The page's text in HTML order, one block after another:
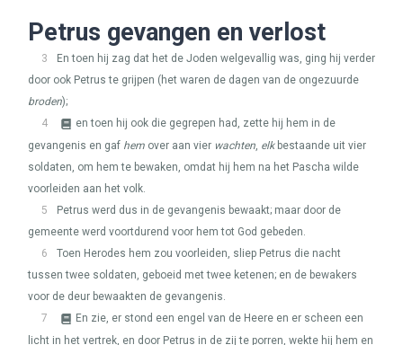
Petrus gevangen en verlost
3
En toen hij zag dat het de Joden welgevallig was, ging hij verder
door ook Petrus te grijpen (het waren de dagen van de ongezuurde
broden);
4
en toen hij ook die gegrepen had, zette hij hem in de
gevangenis en gaf hem over aan vier wachten, elkbestaande uit vier
soldaten, om hem te bewaken, omdat hij hem na het Pascha wilde
voorleiden aan het volk.
5
Petrus werd dus in de gevangenis bewaakt; maar door de
gemeente werd voortdurend voor hem tot God gebeden.
6
Toen Herodes hem zou voorleiden, sliep Petrus die nacht
tussen twee soldaten, geboeid met twee ketenen; en de bewakers
voor de deur bewaakten de gevangenis.
7
En zie, er stond een engel van de Heere en er scheen een
licht in het vertrek, en door Petrus in de zij te porren, wekte hij hem en